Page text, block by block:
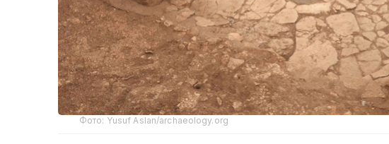
Фото: Yusuf Aslan/archaeology.org